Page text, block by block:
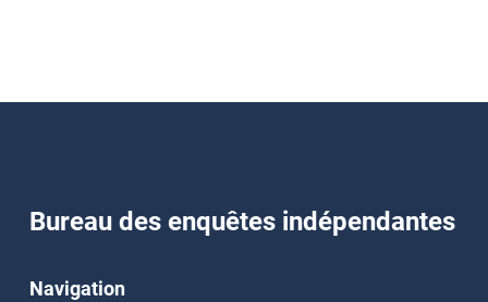
Bureau des enquêtes indépendantes
Navigation